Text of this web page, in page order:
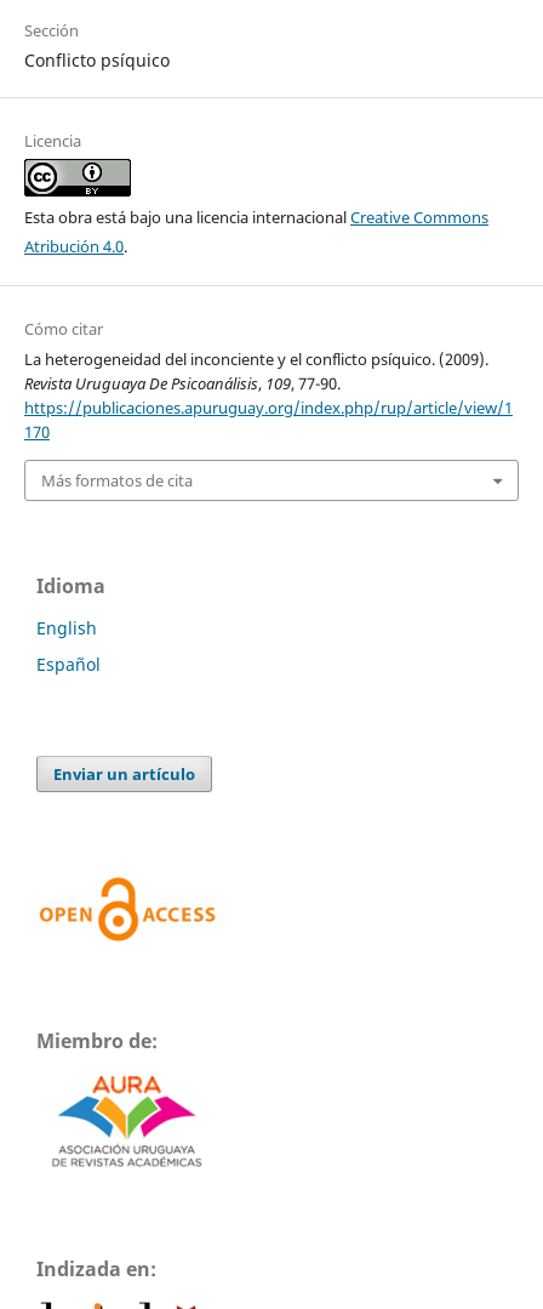
Sección
Conflicto psíquico
Licencia
Esta obra está bajo una licencia internacionalCreative Commons
Atribución 4.0.
Cómo citar
La heterogeneidad del inconciente y el conflicto psíquico. (2009).
Revista Uruguaya De Psicoanálisis, 109, 77-90.
https://publicaciones.apuruguay.org/index.php/rup/article/view/1
170
Más formatos de cita
Idioma
English
Español
Enviar un artículo
Miembro de:
Indizada en: